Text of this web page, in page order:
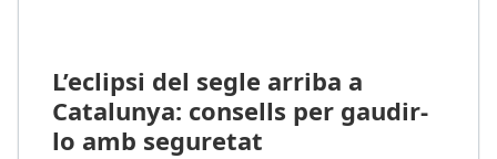
L’eclipsi del segle arriba a
Catalunya: consells per gaudir-
lo amb seguretat